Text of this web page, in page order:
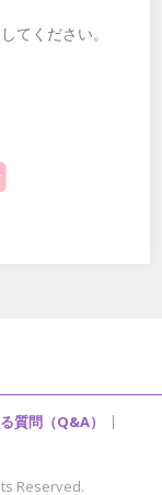
てください。
質問（Q&A）
Reserved.